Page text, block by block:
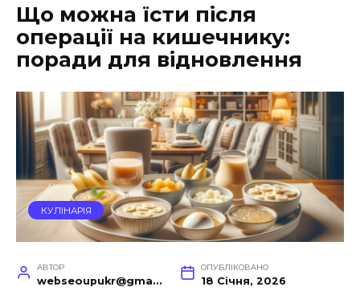
Що можна їсти після
операції на кишечнику:
поради для відновлення
КУЛІНАРІЯ
АВТОР
webseoupukr@gmail.com
ОПУБЛІКОВАНО
18 Січня, 2026